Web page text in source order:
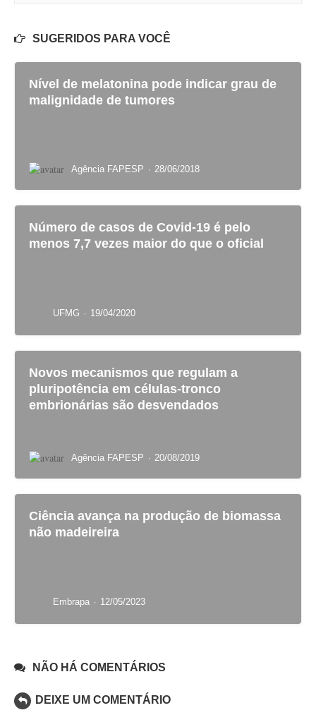
SUGERIDOS PARA VOCÊ
Nível de melatonina pode indicar grau de
malignidade de tumores
Agência FAPESP · 28/06/2018
Número de casos de Covid-19 é pelo
menos 7,7 vezes maior do que o oficial
UFMG · 19/04/2020
Novos mecanismos que regulam a
pluripotência em células-tronco
embrionárias são desvendados
Agência FAPESP · 20/08/2019
Ciência avança na produção de biomassa
não madeireira
Embrapa · 12/05/2023
NÃO HÁ COMENTÁRIOS
DEIXE UM COMENTÁRIO